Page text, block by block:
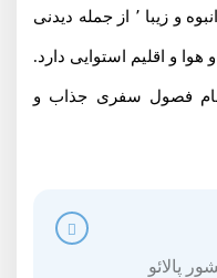
سواحل مرجانی گرفته تا جنگل های انبوه و زیبا ٬ از جمله دیدنی
و اقلیم استوایی دارد.
فصول سفری جذاب و
پالائو